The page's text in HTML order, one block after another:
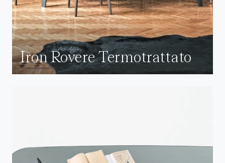
Iron Rovere Termotrattato